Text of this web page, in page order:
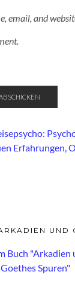
email, and
UND